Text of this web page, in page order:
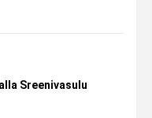
Sreenivasulu